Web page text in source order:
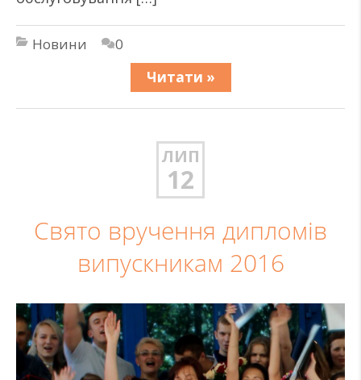
Новини
0
Читати »
ЛИП
12
Свято вручення дипломів
випускникам 2016